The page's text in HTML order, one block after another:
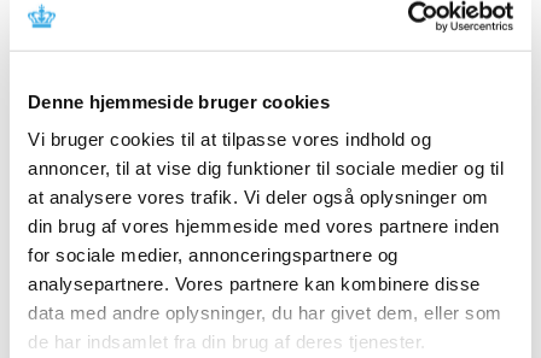
Denne hjemmeside bruger cookies
Vi bruger cookies til at tilpasse vores indhold og
annoncer, til at vise dig funktioner til sociale medier og til
at analysere vores trafik. Vi deler også oplysninger om
din brug af vores hjemmeside med vores partnere inden
for sociale medier, annonceringspartnere og
analysepartnere. Vores partnere kan kombinere disse
data med andre oplysninger, du har givet dem, eller som
de har indsamlet fra din brug af deres tjenester.
Bevillingen til at drive Holte Apotek er ledig pr. 1. maj
2019.
Alle (2506)
TID
2026 (84)
2025 (158)
2024 (224)
2023 (195)
2022 (197)